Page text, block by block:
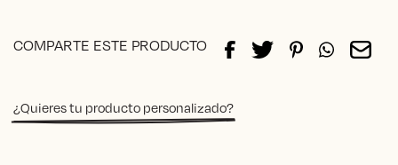
367€
COMPARTE ESTE PRODUCTO
¿Quieres tu producto personalizado?